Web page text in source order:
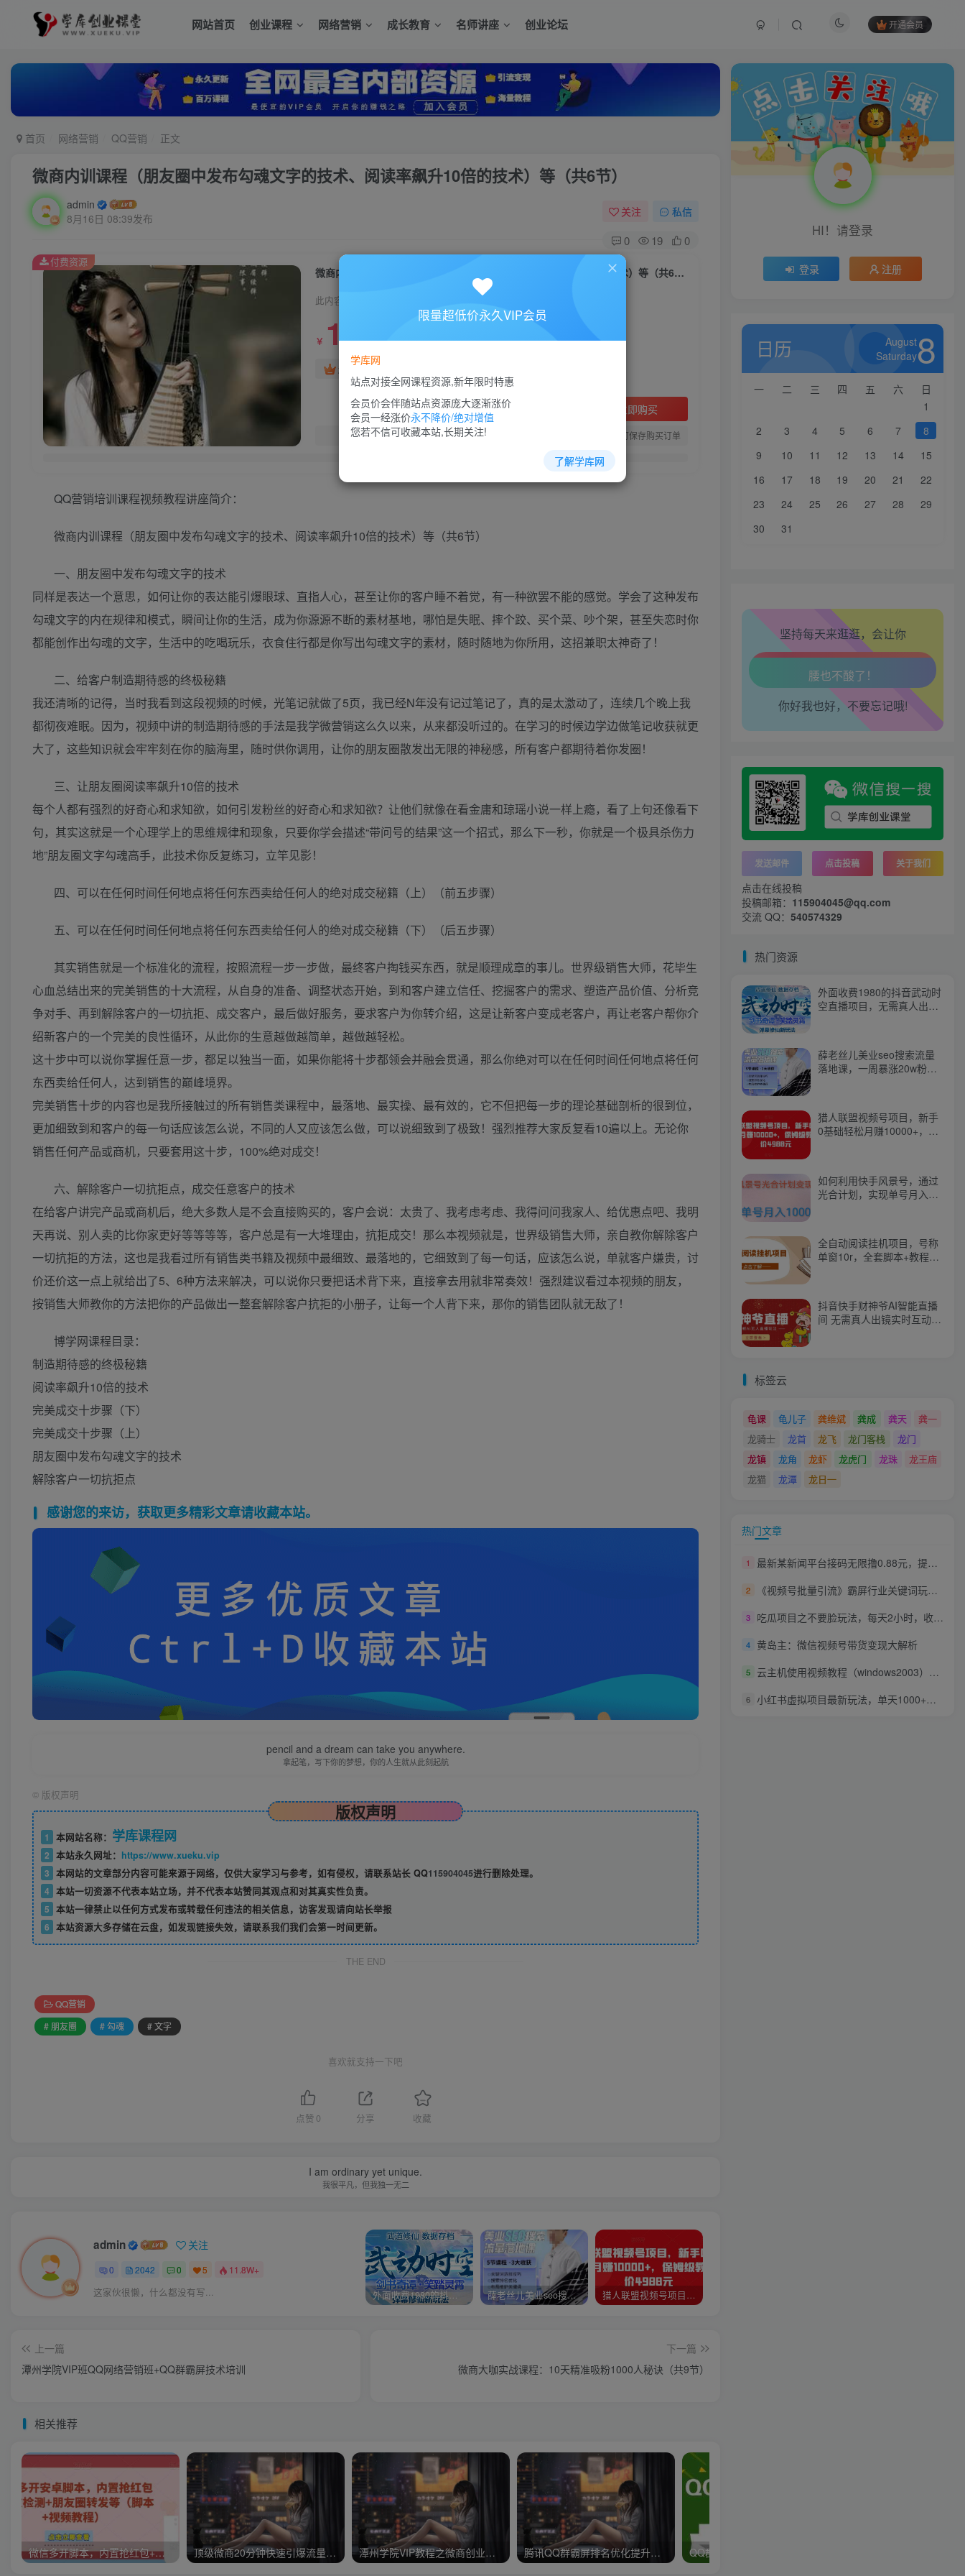
网站首页 创业课程 网络营销 成长教育 名师讲座 创业论坛 开通会员
首页 网络营销 QQ营销 正文
微商内训课程（朋友圈中发布勾魂文字的技术、阅读率飙升10倍的技术）等（共6节）
admin
8月16日 08:39发布
关注 私信
0 19 0
微商内训课程（朋友圈中发布勾魂文字的技术、阅读率飙升10倍的技术）等（共6节）
此内容为付费资源，请付费后查看
￥ 10￥88
超级会员免费
立即购买
您当前未登录！建议登陆后购买，可保存购买订单
付费资源
QQ营销培训课程视频教程讲座简介：
微商内训课程（朋友圈中发布勾魂文字的技术、阅读率飙升10倍的技术）等（共6节）
一、朋友圈中发布勾魂文字的技术
同样是表达一个意思，如何让你的表达能引爆眼球、直指人心，甚至让你的客户睡不着觉，有一种欲罢不能的感觉。学会了这种发布
勾魂文字的内在规律和模式，瞬间让你的生活，成为你源源不断的素材基地，哪怕是失眠、摔个跤、买个菜、吵个架，甚至失恋时你
都能创作出勾魂的文字，生活中的吃喝玩乐，衣食住行都是你写出勾魂文字的素材，随时随地为你所用，这招兼职太神奇了！
二、给客户制造期待感的终极秘籍
我还清晰的记得，当时我看到这段视频的时候，光笔记就做了5页，我已经N年没有记过笔记了，真的是太激动了，连续几个晚上我
都彻夜难眠。因为，视频中讲的制造期待感的手法是我学微营销这么久以来，从来都没听过的。在学习的时候边学边做笔记收获就更
大了，这些知识就会牢牢刻在你的脑海里，随时供你调用，让你的朋友圈散发出无限的神秘感，所有客户都期待着你发圈！
三、让朋友圈阅读率飙升10倍的技术
每个人都有强烈的好奇心和求知欲，如何引发粉丝的好奇心和求知欲？让他们就像在看金庸和琼瑶小说一样上瘾，看了上句还像看下
句，其实这就是一个心理学上的思维规律和现象，只要你学会描述“带问号的结果”这一个招式，那么下一秒，你就是一个极具杀伤力
地”朋友圈文字勾魂高手，此技术你反复练习，立竿见影！
四、可以在任何时间任何地点将任何东西卖给任何人的绝对成交秘籍（上）（前五步骤）
五、可以在任何时间任何地点将任何东西卖给任何人的绝对成交秘籍（下）（后五步骤）
其实销售就是一个标准化的流程，按照流程一步一步做，最终客户掏钱买东西，就是顺理成章的事儿。世界级销售大师，花毕生
心血总结出来的完美销售的十大流程，从自身的准备、调整状态开始，到和客户建立信任、挖掘客户的需求、塑造产品价值、分析竞
争对手、再到解除客户的一切抗拒、成交客户，最后做好服务，要求客户为你转介绍，这是让新客户变成老客户，再让老客户帮你介
绍新客户的一个完美的良性循环，从此你的生意越做越简单，越做越轻松。
这十步中可以说你掌握任意一步，都足以独当一面，如果你能将十步都领会并融会贯通，那么你绝对可以在任何时间任何地点将任何
东西卖给任何人，达到销售的巅峰境界。
完美销售十步的内容也是我所接触过的所有销售类课程中，最落地、最实操、最有效的，它不但把每一步的理论基础剖析的很到位，
更加细致到和客户的每一句话应该怎么说，不同的人又应该怎么做，可以说细致到了极致！强烈推荐大家反复看10遍以上。无论你
销售任何产品或商机，只要套用这十步，100%绝对成交！
六、解除客户一切抗拒点，成交任意客户的技术
在给客户讲完产品或商机后，绝大多数人是不会直接购买的，客户会说：太贵了、我考虑考虑、我得问问我家人、给优惠点吧、我明
天再说、别人卖的比你家更好等等等等，客户总是有一大堆理由，抗拒成交！那么本视频就是，世界级销售大师，亲自教你解除客户
一切抗拒的方法，这也是我看过所有销售类书籍及视频中最细致、最落地的，它细致到了每一句话，应该怎么说，单就客户嫌贵，讨
价还价这一点上就给出了5、6种方法来解决，可以说你只要把话术背下来，直接拿去用就非常奏效！强烈建议看过本视频的朋友，
按销售大师教你的方法把你的产品做出一整套解除客户抗拒的小册子，让每一个人背下来，那你的销售团队就无敌了！
博学网课程目录：
制造期待感的终极秘籍
阅读率飙升10倍的技术
完美成交十步骤（下）
完美成交十步骤（上）
朋友圈中发布勾魂文字的技术
解除客户一切抗拒点
感谢您的来访，获取更多精彩文章请收藏本站。
pencil and a dream can take you anywhere.
拿起笔，写下你的梦想，你的人生就从此刻起航
© 版权声明
版权声明
1 本网站名称： 学库课程网
2 本站永久网址： https://www.xueku.vip
3 本网站的文章部分内容可能来源于网络，仅供大家学习与参考，如有侵权，请联系站长 QQ115904045进行删除处理。
4 本站一切资源不代表本站立场，并不代表本站赞同其观点和对其真实性负责。
5 本站一律禁止以任何方式发布或转载任何违法的相关信息，访客发现请向站长举报
6 本站资源大多存储在云盘，如发现链接失效，请联系我们我们会第一时间更新。
THE END
QQ营销
# 朋友圈
# 勾魂 # 文字
喜欢就支持一下吧
点赞 0 分享 收藏
I am ordinary yet unique.
我很平凡，但我独一无二
admin 关注
0 2042 0 5 11.8W+
这家伙很懒，什么都没有写... 外面收费1980的抖音武动时空直播项目，无需真人出镜，实时互动直播【软件+详细教程】 薛老丝儿美业seo搜索流量落地课，一周暴涨20w粉丝，全干货讲解 猎人联盟视频号项目，新手0基础轻松月赚10000+，保姆级教程原价4988元
上一篇
潭州学院VIP班QQ网络营销班+QQ群霸屏技术培训
下一篇
微商大咖实战课程：10天精准吸粉1000人秘诀（共9节）
相关推荐
微信多开脚本，内置抢红包+好友检测+朋友圈转发等（安卓脚本+视频教程） 顶级微商20分钟快速引爆流量技巧课程全46节价值598元 潭州学院VIP教程之微商创业班高级课程如何当老板 腾讯QQ群霸屏排名优化提升方法视频教程技术秘籍qq群名称搜索营销（淘宝售价60元）
HI！请登录
登录 注册
日历
August
Saturday8
一 二 三 四 五 六
日
1
2
3 4 5 6 7
8
9
10 11 12 13 14
15
16
17 18 19 20 21
22
23
24 25 26 27 28
29
30
31
坚持每天来逛逛，会让你
心情也舒畅了！
走路也有劲了！
腿也不痛了！
工作也轻松了！
你好我也好，不要忘记哦!
发送邮件 点击投稿 关于我们
点击在线投稿
投稿邮箱： 115904045@qq.com
交流 QQ： 540574329
热门资源
外面收费1980的抖音武动时
空直播项目，无需真人出
薛老丝儿美业seo搜索流量
落地课，一周暴涨20w粉
猎人联盟视频号项目，新手
0基础轻松月赚10000+，保
如何利用快手风景号，通过
光合计划，实现单号月入
全自动阅读挂机项目，号称
单窗10r，全套脚本+教程，
抖音快手财神爷AI智能直播
间 无需真人出镜实时互动
标签云
龟课 龟儿子 龚维斌 龚成 龚天
龚一
龙骑士
龙首 龙飞 龙门客栈
龙门
龙镇
龙角 龙虾 龙虎门 龙珠
龙王庙
龙猫
龙潭 龙日一
热门文章
1 最新某新闻平台接码无限撸0.88元，提现秒到账【详细玩法教程】
2 《视频号批量引流》霸屏行业关键词玩法（基础班）
3 吃瓜项目之不要脸玩法，每天2小时，收益300+(附 快手美女号引流+吃瓜渠道)
4 黄岛主：微信视频号带货变现大解析
5 云主机使用视频教程（windows2003）（超清）全10节课下载
6 小红书虚拟项目最新玩法，单天1000+纯利（又是保姆级教程文档）
限量超低价永久VIP会员
学库网
站点对接全网课程资源,新年限时特惠
会员价会伴随站点资源庞大逐渐涨价
会员一经涨价永不降价/绝对增值
您若不信可收藏本站,长期关注!
了解学库网